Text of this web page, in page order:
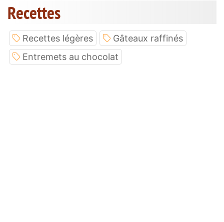
Recettes
Recettes légères
Gâteaux raffinés
Entremets au chocolat